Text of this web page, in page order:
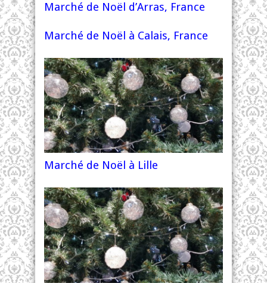
Marché de Noël d’Arras, France
Marché de Noël à Calais, France
Marché de Noël à Lille